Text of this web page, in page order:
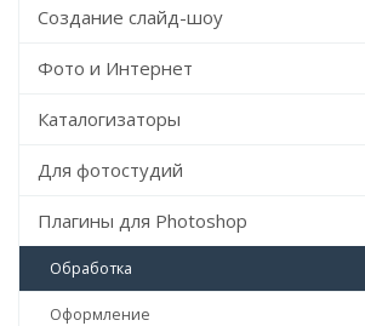
Создание слайд-шоу
Фото и Интернет
Каталогизаторы
Для фотостудий
Плагины для Photoshop
Обработка
Оформление